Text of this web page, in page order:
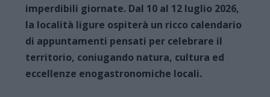
imperdibili giornate. Dal 10 al 12 luglio 2026,
la località ligure ospiterà un ricco calendario
di appuntamenti pensati per celebrare il
territorio, coniugando natura, cultura ed
eccellenze enogastronomiche locali.